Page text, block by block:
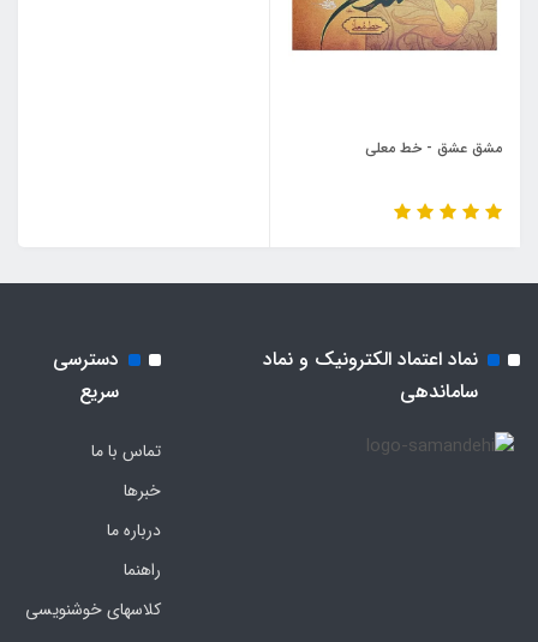
مشق عشق - خط معلی
نماد اعتماد الکترونیک و نماد
ساماندهی
دسترسی
سریع
تماس با ما
خبرها
درباره ما
راهنما
کلاسهای خوشنویسی